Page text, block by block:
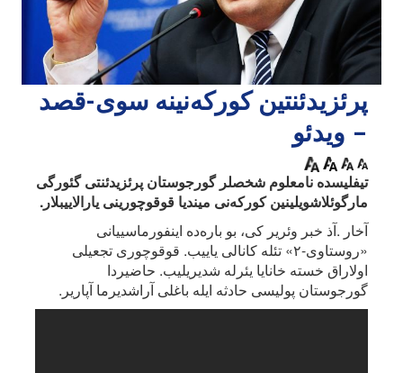
پرئزیدئنتین کورکه‌نینه سوی-قصد
– ویدئو
تیفلیسده نامعلوم شخصلر گورجوستان پرئزیدئنتی گئورگی
مارگوئلاشویلینین کورکه‌نی میندیا قوقوچورینی یارالاییبلار.
آخار .آذ خبر وئریر کی، بو باره‌ده اینفورماسییانی
«روستاوی-۲» تئله کانالی یاییب. قوقوچوری تجعیلی
اولاراق خسته خانایا یئرله شدیریلیب. حاضیردا
گورجوستان پولیسی حادثه ایله باغلی آراشدیرما آپاریر.